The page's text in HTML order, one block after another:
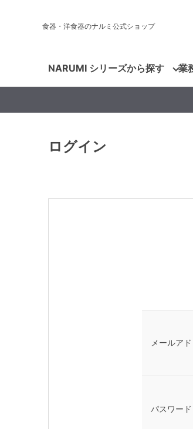
食器・洋食器のナルミ公式ショップ
NARUMI シリーズから探す 業
ログイン
メールアド
パスワード